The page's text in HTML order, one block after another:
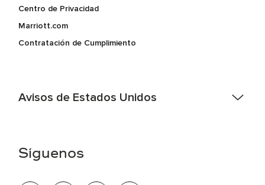
Centro de Privacidad
Marriott.com
Contratación de Cumplimiento
Avisos de Estados Unidos
electrónico hqaffirmativeaction@marriott.com
Síguenos